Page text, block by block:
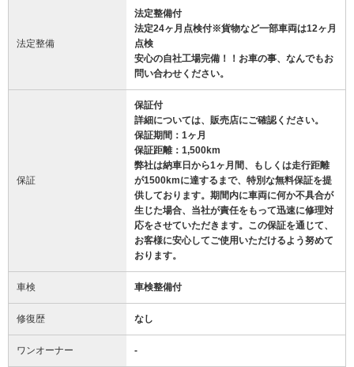
法定整備
法定整備付
法定24ヶ月点検付※貨物など一部車両は12ヶ月
点検
安心の自社工場完備！！お車の事、なんでもお
問い合わせください。
保証
保証付
詳細については、販売店にご確認ください。
保証期間：1ヶ月
保証距離：1,500km
弊社は納車日から1ヶ月間、もしくは走行距離
が1500kmに達するまで、特別な無料保証を提
供しております。期間内に車両に何か不具合が
生じた場合、当社が責任をもって迅速に修理対
応をさせていただきます。この保証を通じて、
お客様に安心してご使用いただけるよう努めて
おります。
車検 車検整備付
修復歴 なし
ワンオーナー -